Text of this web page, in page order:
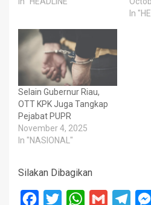
In
Selain Gubernur Riau,
OTT KPK Juga Tangkap
Pejabat PUPR
November 4, 2025
In "NASIONAL"
Silakan Dibagikan
Facebook
Twitter WhatsApp
Gmail